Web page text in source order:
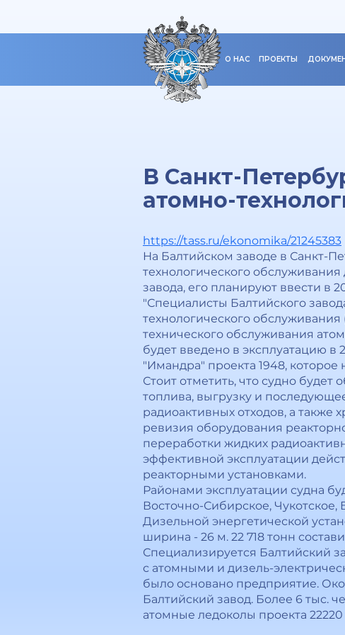
О НАС ПРОЕКТЫ
В Санкт-
атомно-
https://tass.ru/ekonomika/21245383
На Балтийском заводе в Санкт-
технологического
завода, его планируют ввести в
"Специалисты Балтийского
технологического
технического обслуживания
будет введено в эксплуатацию в
"Имандра" проекта 1948, которое
Стоит отметить, что судно будет
топлива, выгрузку и
радиоактивных отходов, а также
ревизия оборудования
переработки жидких
эффективной эксплуатации
реакторными установками.
Районами эксплуатации судна
Восточно-Сибирское,
Дизельной энергетической
ширина - 26 м. 22 718 тонн
Специализируется Балтийский
с атомными и дизель-
было основано предприятие.
Балтийский завод. Более 6 тыс.
атомные ледоколы проекта